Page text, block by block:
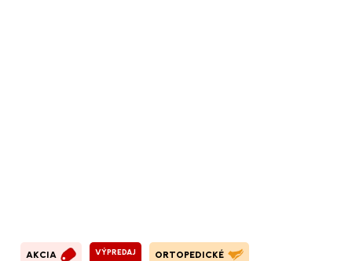
AKCIA VÝPREDAJ ORTOPEDICKÉ